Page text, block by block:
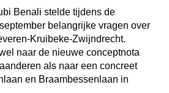
Benali stelde tijdens de
belangrijke vragen over
Kruibeke-Zwijndrecht.
naar de nieuwe conceptnota
als naar een concreet
en Braambessenlaan in